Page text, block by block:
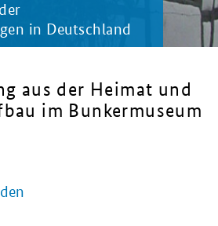
in Deutschland
aus der Heimat und
im Bunkermuseum